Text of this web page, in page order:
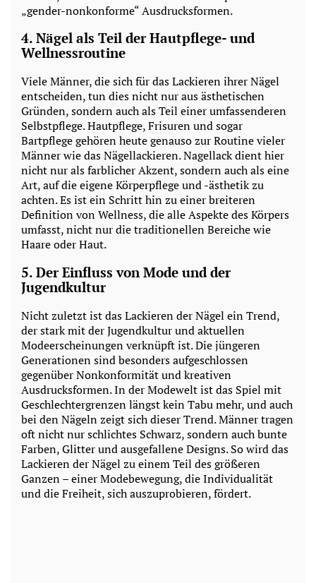
„gender-nonkonforme“ Ausdrucksformen.
4. Nägel als Teil der Hautpflege- und
Wellnessroutine
Viele Männer, die sich für das Lackieren ihrer Nägel
entscheiden, tun dies nicht nur aus ästhetischen
Gründen, sondern auch als Teil einer umfassenderen
Selbstpflege. Hautpflege, Frisuren und sogar
Bartpflege gehören heute genauso zur Routine vieler
Männer wie das Nägellackieren. Nagellack dient hier
nicht nur als farblicher Akzent, sondern auch als eine
Art, auf die eigene Körperpflege und -ästhetik zu
achten. Es ist ein Schritt hin zu einer breiteren
Definition von Wellness, die alle Aspekte des Körpers
umfasst, nicht nur die traditionellen Bereiche wie
Haare oder Haut.
5. Der Einfluss von Mode und der
Jugendkultur
Nicht zuletzt ist das Lackieren der Nägel ein Trend,
der stark mit der Jugendkultur und aktuellen
Modeerscheinungen verknüpft ist. Die jüngeren
Generationen sind besonders aufgeschlossen
gegenüber Nonkonformität und kreativen
Ausdrucksformen. In der Modewelt ist das Spiel mit
Geschlechtergrenzen längst kein Tabu mehr, und auch
bei den Nägeln zeigt sich dieser Trend. Männer tragen
oft nicht nur schlichtes Schwarz, sondern auch bunte
Farben, Glitter und ausgefallene Designs. So wird das
Lackieren der Nägel zu einem Teil des größeren
Ganzen – einer Modebewegung, die Individualität
und die Freiheit, sich auszuprobieren, fördert.